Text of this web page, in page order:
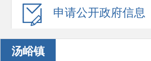
申请公开政府信息
汤峪镇